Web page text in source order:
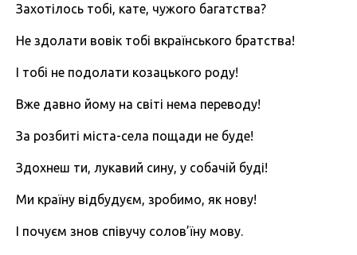
Захотілось тобі, кате, чужого багатства?
Не здолати вовік тобі вкраїнського братства!
І тобі не подолати козацького роду!
Вже давно йому на світі нема переводу!
За розбиті міста-села пощади не буде!
Здохнеш ти, лукавий сину, у собачій буді!
Ми країну відбудуєм, зробимо, як нову!
І почуєм знов співучу солов’їну мову.